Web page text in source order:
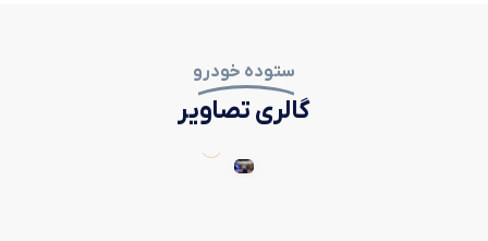
ستوده خودرو
گالری تصاویر